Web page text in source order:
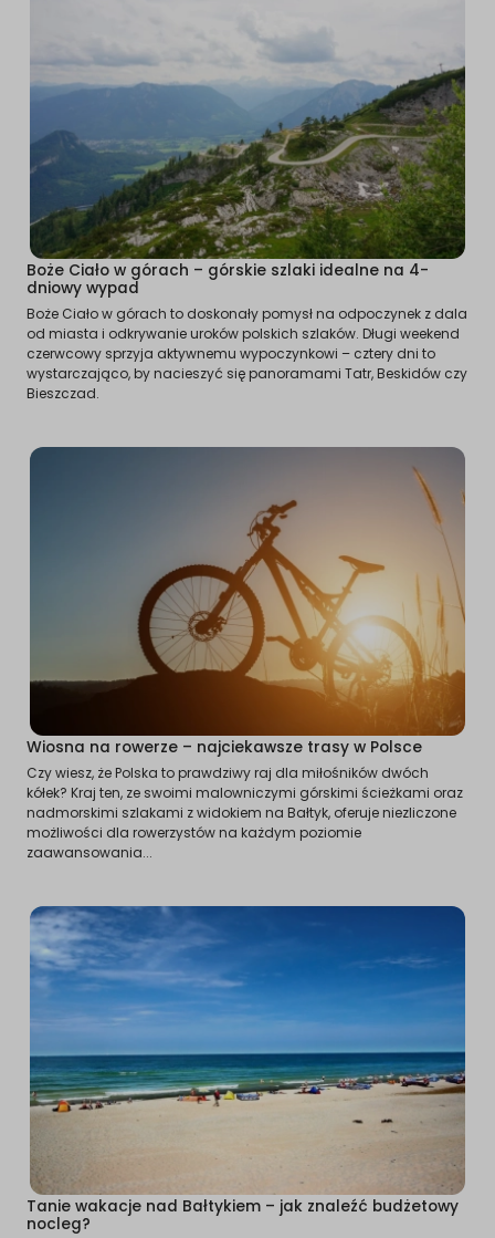
Boże Ciało w górach – górskie szlaki idealne na 4-
dniowy wypad
Boże Ciało w górach to doskonały pomysł na odpoczynek z dala
od miasta i odkrywanie uroków polskich szlaków. Długi weekend
czerwcowy sprzyja aktywnemu wypoczynkowi – cztery dni to
wystarczająco, by nacieszyć się panoramami Tatr, Beskidów czy
Bieszczad.
Wiosna na rowerze – najciekawsze trasy w Polsce
Czy wiesz, że Polska to prawdziwy raj dla miłośników dwóch
kółek? Kraj ten, ze swoimi malowniczymi górskimi ścieżkami oraz
nadmorskimi szlakami z widokiem na Bałtyk, oferuje niezliczone
możliwości dla rowerzystów na każdym poziomie
zaawansowania...
Tanie wakacje nad Bałtykiem – jak znaleźć budżetowy
nocleg?